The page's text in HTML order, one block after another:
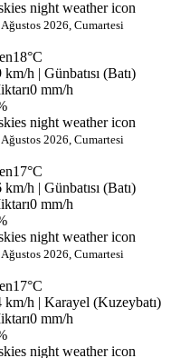
2026, Cumartesi
18°C
km/h | Günbatısı (Batı)
0 mm/h
2026, Cumartesi
17°C
km/h | Günbatısı (Batı)
0 mm/h
2026, Cumartesi
17°C
km/h | Karayel (Kuzeybatı)
0 mm/h